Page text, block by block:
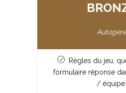
Autogéré
Règles du jeu,
formulaire réponse
/ équipe.